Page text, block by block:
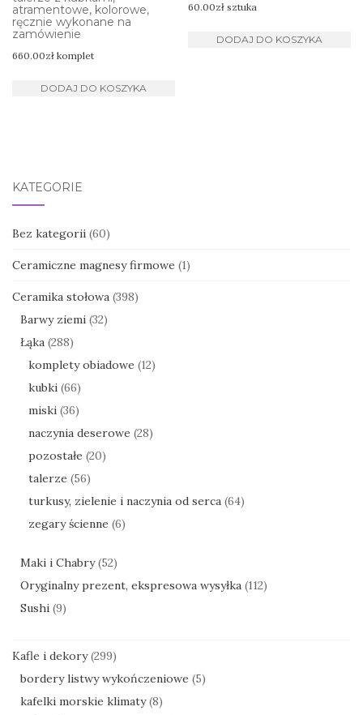
atramentowe, kolorowe,
ręcznie wykonane na
zamówienie
660.00zł komplet
DODAJ DO KOSZYKA
60.00zł sztuka
DODAJ DO KOSZYKA
KATEGORIE
Bez kategorii (60)
Ceramiczne magnesy firmowe (1)
Ceramika stołowa (398)
Barwy ziemi (32)
Łąka (288)
komplety obiadowe (12)
kubki (66)
miski (36)
naczynia deserowe (28)
pozostałe (20)
talerze (56)
turkusy, zielenie i naczynia od serca (64)
zegary ścienne (6)
Maki i Chabry (52)
Oryginalny prezent, ekspresowa wysyłka (112)
Sushi (9)
Kafle i dekory (299)
bordery listwy wykończeniowe (5)
kafelki morskie klimaty (8)